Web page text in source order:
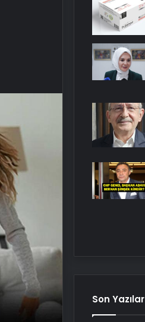
Son Yazılar